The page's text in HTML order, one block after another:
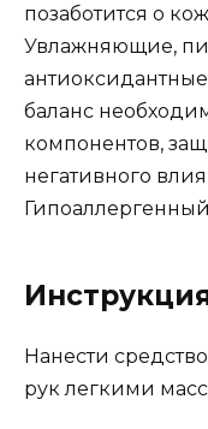
позаботится о
Увлажняющие,
баланс
компонентов,
негативного
Нанести
рук легкими